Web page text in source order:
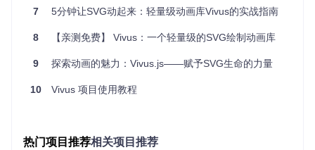
需要强调绘制过程的场景，如教程步骤演示或签名动画效果。
时间轴上可以清晰看到，每条轨迹都在前一条完成后才开始，
形成严格的先后顺序。
图3：OneByOne模式实现严格的序列绘制效果
除了这三种预设模式，Vivus还支持自定义脚本模式，允许开
殊动画需求。
7 5分钟让SVG动起来：轻量级动画库Vivus的实战指南
8 【亲测免费】 Vivus：一个轻量级的SVG绘制动画库
9 探索动画的魅力：Vivus.js——赋予SVG生命的力量
10 Vivus 项目使用教程
热门项目推荐相关项目推荐